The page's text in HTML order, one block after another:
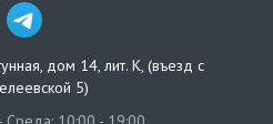
дом 14, лит. К, (въезд с
5)